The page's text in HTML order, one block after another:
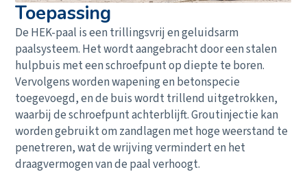
Toepassing
De HEK-paal is een trillingsvrij en geluidsarm
paalsysteem. Het wordt aangebracht door een stalen
hulpbuis met een schroefpunt op diepte te boren.
Vervolgens worden wapening en betonspecie
toegevoegd, en de buis wordt trillend uitgetrokken,
waarbij de schroefpunt achterblijft. Groutinjectie kan
worden gebruikt om zandlagen met hoge weerstand te
penetreren, wat de wrijving vermindert en het
draagvermogen van de paal verhoogt.